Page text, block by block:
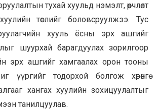
тухай хуульд нэмэлт, өөрчлөлт
төслийг боловсруулжээ. Тус
хууль ёсны эрх ашгийг
шуурхай барагдуулах зорилгоор
эрх ашгийг хамгаалах орон тооны
үүргийг тодорхой болгож хөрөнгө
хангах хуулийн зохицуулалтыг
танилцуулав.